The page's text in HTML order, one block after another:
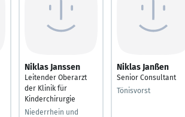
Niklas Janssen
Leitender Oberarzt
der Klinik für
Kinderchirurgie
Niederrhein und
Niklas Janßen
Senior Consultant
Tönisvorst